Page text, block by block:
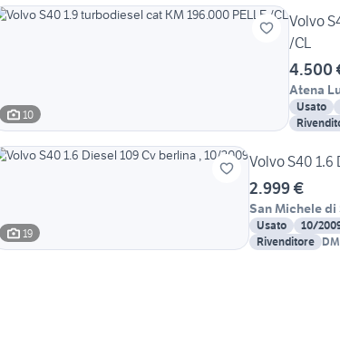
10
Volvo
/CL
4.500
Atena
Usato
19
Volvo S40
2.999 €
San Michele di
Usato 10/
Rivenditore